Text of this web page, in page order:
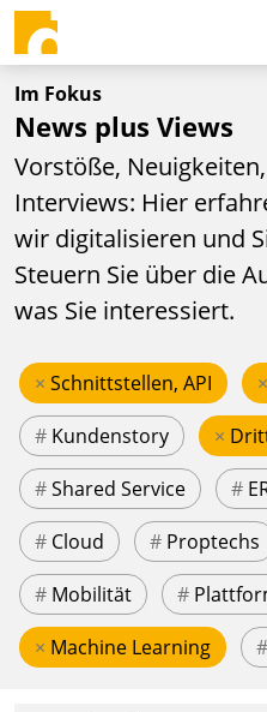
Im Fokus
News plus Views
Vorstöße,
Interviews: Hier
wir digitalisieren und
Steuern Sie über die
was Sie interessiert.
× Schnittstellen, API ×
# Kundenstory ×
#Shared Service #
# Cloud # Proptechs
# Mobilität #
× Machine Learning #